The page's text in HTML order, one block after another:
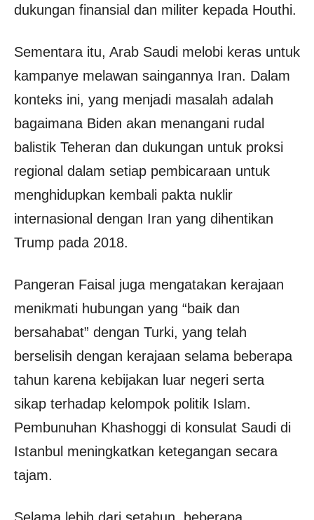
dukungan finansial dan militer kepada Houthi.
Sementara itu, Arab Saudi melobi keras untuk
kampanye melawan saingannya Iran. Dalam
konteks ini, yang menjadi masalah adalah
bagaimana Biden akan menangani rudal
balistik Teheran dan dukungan untuk proksi
regional dalam setiap pembicaraan untuk
menghidupkan kembali pakta nuklir
internasional dengan Iran yang dihentikan
Trump pada 2018.
Pangeran Faisal juga mengatakan kerajaan
menikmati hubungan yang “baik dan
bersahabat” dengan Turki, yang telah
berselisih dengan kerajaan selama beberapa
tahun karena kebijakan luar negeri serta
sikap terhadap kelompok politik Islam.
Pembunuhan Khashoggi di konsulat Saudi di
Istanbul meningkatkan ketegangan secara
tajam.